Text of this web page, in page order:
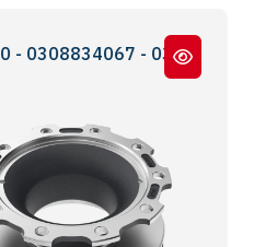
- 0308834040 -
BPW KOGEL-SKH SERİ (